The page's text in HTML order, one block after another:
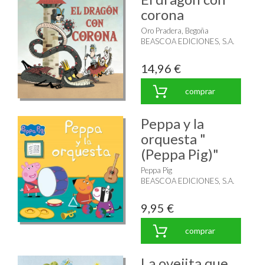
corona
Oro Pradera, Begoña
BEASCOA EDICIONES, S.A.
14,96 €
comprar
Peppa y la
orquesta "
(Peppa Pig)"
Peppa Pig
BEASCOA EDICIONES, S.A.
9,95 €
comprar